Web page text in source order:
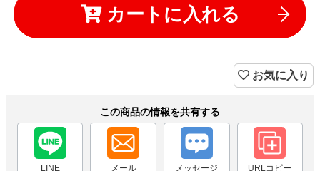
カートに入れる
お気に入り
この商品の情報を共有する
LINE メール メッセージ URLコピー